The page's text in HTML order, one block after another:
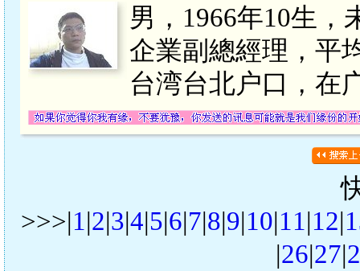
男，1966年10生，
企業副總經理，平
台湾台北户口，在
>>>|1|2|3|4|5|6|7|8|9|10|11|12|
|26|27|